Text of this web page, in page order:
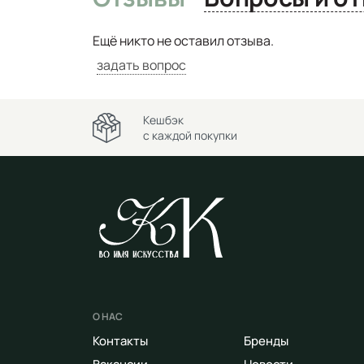
Ещё никто не оставил отзыва.
задать вопрос
Кешбэк
с каждой покупки
О НАС
Контакты
Бренды